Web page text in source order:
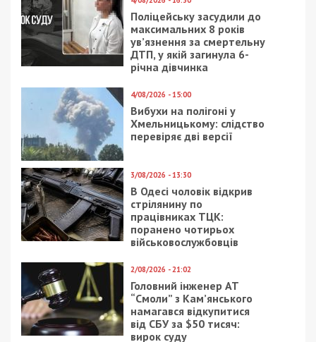
На Северском направлении враг силами
отдельных подразделений Центрального
военного округа пытается действовать в
районах населенных пунктов Любеч, Славутич,
Калита, Богдановка, Лукаши, Ромны,
Недригайлов. Активных наступательных
действий не производил.
Продолжается частичная блокировка города
Чернигова, враг производит артиллерийские
обстрелы густонаселенных районов. Силами к
трем бригадам пытается удерживать оборонные
позиции в районах населенных пунктов Любеч,
Михайло-Коцюбинское, Якубовка, Шестовица,
Золотинка, Ягодное, Лукашовка, Киселевка.
Существенные изменения в составе и характере
действий врага не отмечены.
В направлении Бровары захватчик действует
силами до трех бригад. Пытается
контролировать рубеж в районах населенных